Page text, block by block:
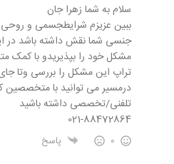
سلام به شما زهرا جان
ببین عزیزم شرایطجسمی و روحی
جنسی شما نقش داشته باشد در
مشکل خود را بپذیریدو با
تراپ این مشکل را بررسی وتا
درمسیر می توانید با متخصصین
تلفنی/تخصصی داشته باشید
021-88472864
0 پاسخ